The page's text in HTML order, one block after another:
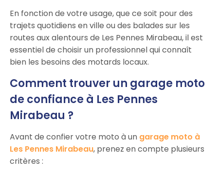
En fonction de votre usage, que ce soit pour des
trajets quotidiens en ville ou des balades sur les
routes aux alentours de Les Pennes Mirabeau, il est
essentiel de choisir un professionnel qui connaît
bien les besoins des motards locaux.
Comment trouver un garage moto
de confiance à Les Pennes
Mirabeau ?
Avant de confier votre moto à un garage moto à
Les Pennes Mirabeau, prenez en compte plusieurs
critères :